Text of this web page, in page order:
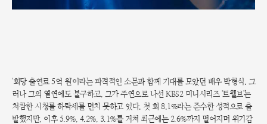
'회당 출연료 5억 원'이라는 파격적인 소문과 함께 기대를 모았던 배우 박형식. 그
러나 그의 열연에도 불구하고, 그가 주연으로 나선 KBS2 미니시리즈 '트웰브'는
처참한 시청률 하락세를 면치 못하고 있다. 첫 회 8.1%라는 준수한 성적으로 출
발했지만, 이후 5.9%, 4.2%, 3.1%를 거쳐 최근에는 2.6%까지 떨어지며 위기감